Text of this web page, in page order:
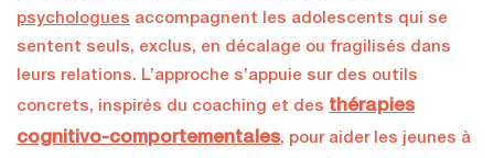
psychologues accompagnent les adolescents qui se
sentent seuls, exclus, en décalage ou fragilisés dans
leurs relations. L’approche s’appuie sur des outils
concrets, inspirés du coaching et des thérapies
cognitivo-comportementales, pour aider les jeunes à